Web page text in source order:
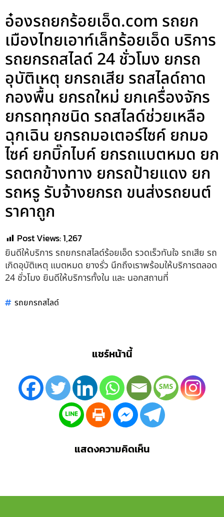
อ๋องรถยกร้อยเอ็ด.com รถยก
เมืองไทยเอาท์เล็ทร้อยเอ็ด บริการ
รถยกรถสไลด์ 24 ชั่วโมง ยกรถ
อุบัติเหตุ ยกรถเสีย รถสไลด์ถาด
กองพื้น ยกรถใหม่ ยกเครื่องจักร
ยกรถทุกชนิด รถสไลด์ช่วยเหลือ
ฉุกเฉิน ยกรถมอเตอร์ไซค์ ยกมอ
ไซค์ ยกบิ๊กไบค์ ยกรถแบตหมด ยก
รถตกข้างทาง ยกรถป้ายแดง ยก
รถหรู รับจ้างยกรถ ขนส่งรถยนต์
ราคาถูก
Post Views:1,267
ยินดีให้บริการ รถยกรถสไลด์ร้อยเอ็ด รวดเร็วทันใจ รถเสีย รถ
เกิดอุบัติเหตุ แบตหมด ยางรั่ว นึกถึงเราพร้อมให้บริการตลอด
24 ชั่วโมง ยินดีให้บริการทั้งใน และ นอกสถานที่
รถยกรถสไลด์
แชร์หน้านี้
แสดงความคิดเห็น